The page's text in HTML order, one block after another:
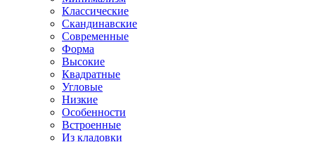
Классические
Скандинавские
Современные
Форма
Высокие
Квадратные
Угловые
Низкие
Особенности
Встроенные
Из кладовки